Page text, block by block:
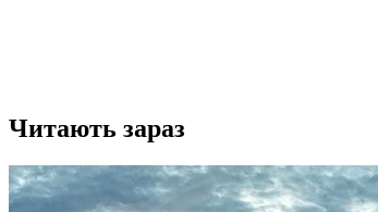
Читають зараз